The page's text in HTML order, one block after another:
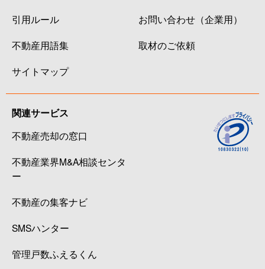
引用ルール
不動産用語集
サイトマップ
お問い合わせ（企業用）
取材のご依頼
関連サービス
不動産売却の窓口
不動産業界M&A相談センタ
ー
不動産の集客ナビ
SMSハンター
管理戸数ふえるくん